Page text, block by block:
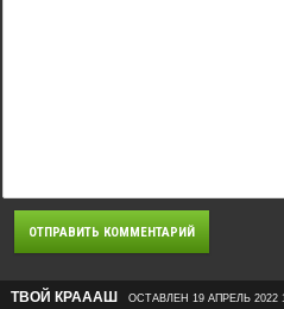
ТВОЙ КРАААШ ОСТАВЛЕН 19 АПРЕЛЬ 2022